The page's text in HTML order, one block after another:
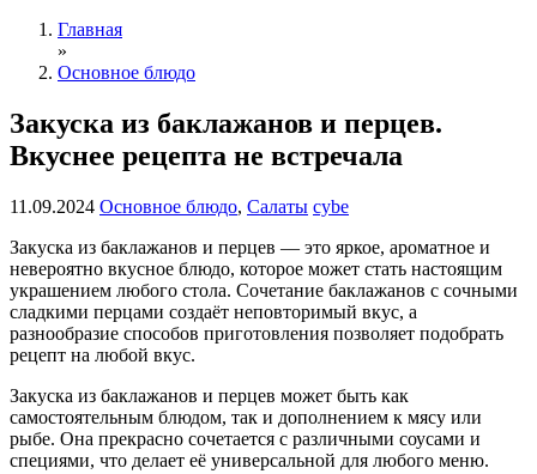
Главная
»
Основное блюдо
Закуска из баклажанов и перцев.
Вкуснее рецепта не встречала
11.09.2024 Основное блюдо, Салаты cybe
Закуска из баклажанов и перцев — это яркое, ароматное и
невероятно вкусное блюдо, которое может стать настоящим
украшением любого стола. Сочетание баклажанов с сочными
сладкими перцами создаёт неповторимый вкус, а
разнообразие способов приготовления позволяет подобрать
рецепт на любой вкус.
Закуска из баклажанов и перцев может быть как
самостоятельным блюдом, так и дополнением к мясу или
рыбе. Она прекрасно сочетается с различными соусами и
специями, что делает её универсальной для любого меню.